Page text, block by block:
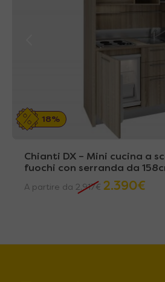
18%
Chianti DX – Mini cucina a
fuochi con serranda da
A partire da 2.917 € 2.390€